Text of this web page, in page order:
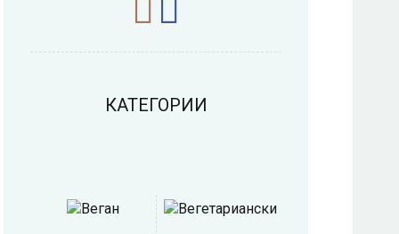
КАТЕГОРИИ